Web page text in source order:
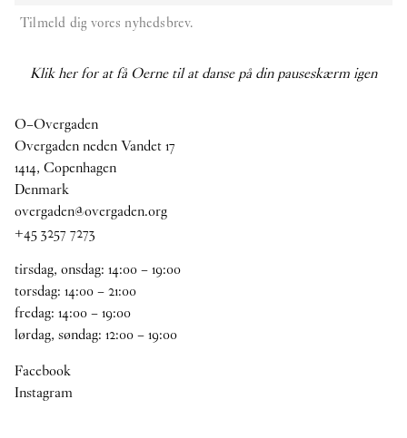
Tilmeld dig vores nyhedsbrev.
Klik her for at få Oerne til at danse på din pauseskærm igen
O–Overgaden
Overgaden neden Vandet 17
1414, Copenhagen
Denmark
overgaden@overgaden.org
+45 3257 7273
tirsdag, onsdag: 14:00–19:00
torsdag: 14:00–21:00
fredag: 14:00–19:00
lørdag, søndag: 12:00–19:00
Facebook
Instagram